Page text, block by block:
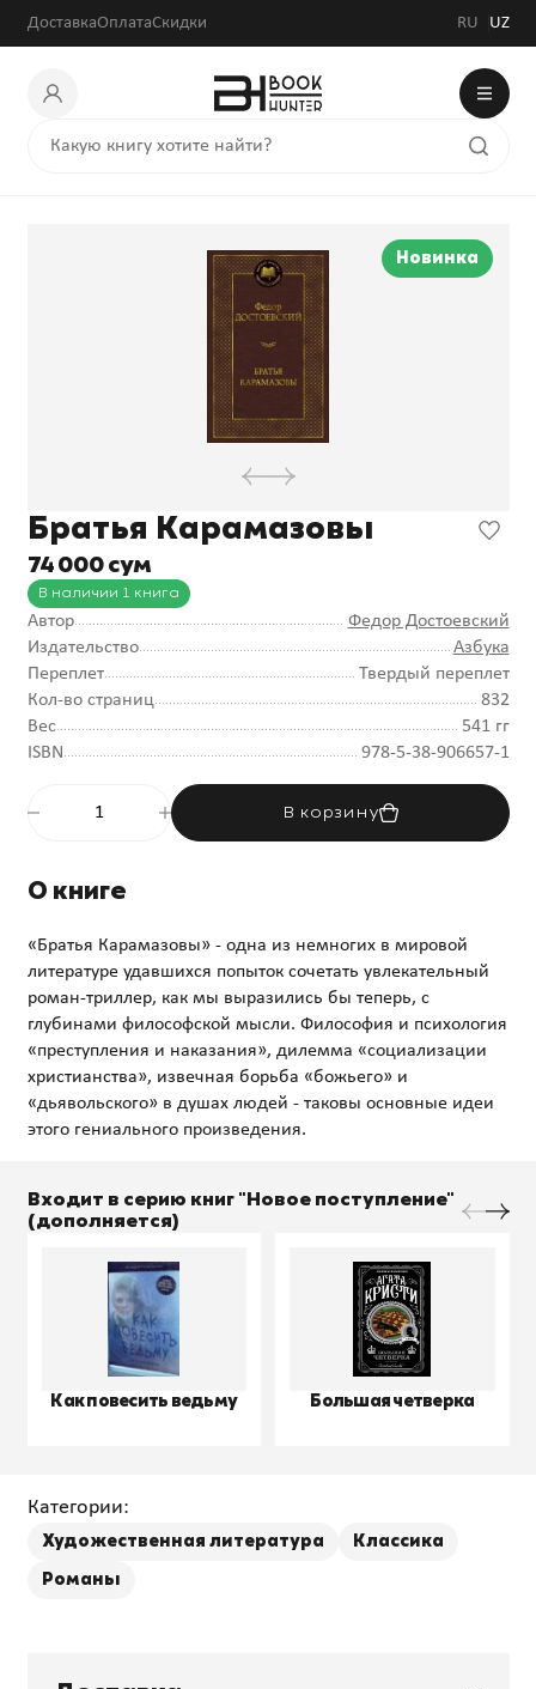
ДоставкаОплатаСкидки RU UZ
Новинка
Братья Карамазовы
74 000 сум
В наличии 1 книга
Автор
Федор Достоевский
Издательство
Азбука
Переплет
Твердый переплет
Кол-во страниц
832
Вес
541 гг
ISBN
978-5-38-906657-1
В корзину
О книге
«Братья Карамазовы» - одна из немногих в мировой
литературе удавшихся попыток сочетать увлекательный
роман-триллер, как мы выразились бы теперь, с
глубинами философской мысли. Философия и психология
«преступления и наказания», дилемма «социализации
христианства», извечная борьба «божьего» и
«дьявольского» в душах людей - таковы основные идеи
Входит в серию книг "Новое поступление"
(дополняется)
Как повесить ведьму Большая четверка
Категории:
Художественная литература
Классика
Романы